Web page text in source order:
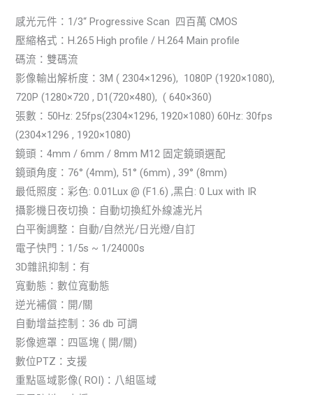
感光元件：1/3“ Progressive Scan 四百萬 CMOS
壓縮格式：H.265 High profile / H.264 Main profile
碼流：雙碼流
影像輸出解析度：3M ( 2304×1296), 1080P (1920×1080),
720P (1280×720 , D1(720×480), ( 640×360)
張數：50Hz: 25fps(2304×1296, 1920×1080) 60Hz: 30fps
(2304×1296 , 1920×1080)
鏡頭：4mm / 6mm / 8mm M12 固定鏡頭選配
鏡頭角度：76° (4mm), 51° (6mm) , 39° (8mm)
最低照度：彩色: 0.01Lux @ (F1.6) ,黑白: 0 Lux with IR
攝影機日夜切換：自動切換紅外線濾光片
白平衡調整：自動/自然光/日光燈/自訂
電子快門：1/5s ~ 1/24000s
3D雜訊抑制：有
寬動態：數位寬動態
逆光補償：開/關
自動增益控制：36 db 可調
影像遮罩：四區塊 ( 開/關)
數位PTZ：支援
重點區域影像( ROI)：八組區域